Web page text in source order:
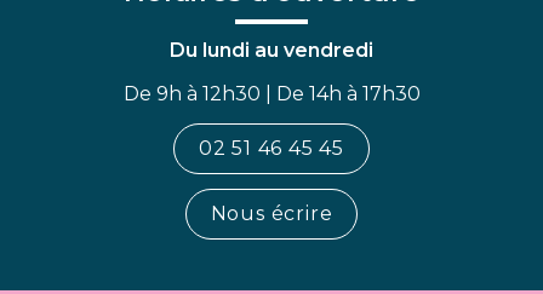
Du lundi au vendredi
De 9h à 12h30 | De 14h à 17h30
02 51 46 45 45
Nous écrire